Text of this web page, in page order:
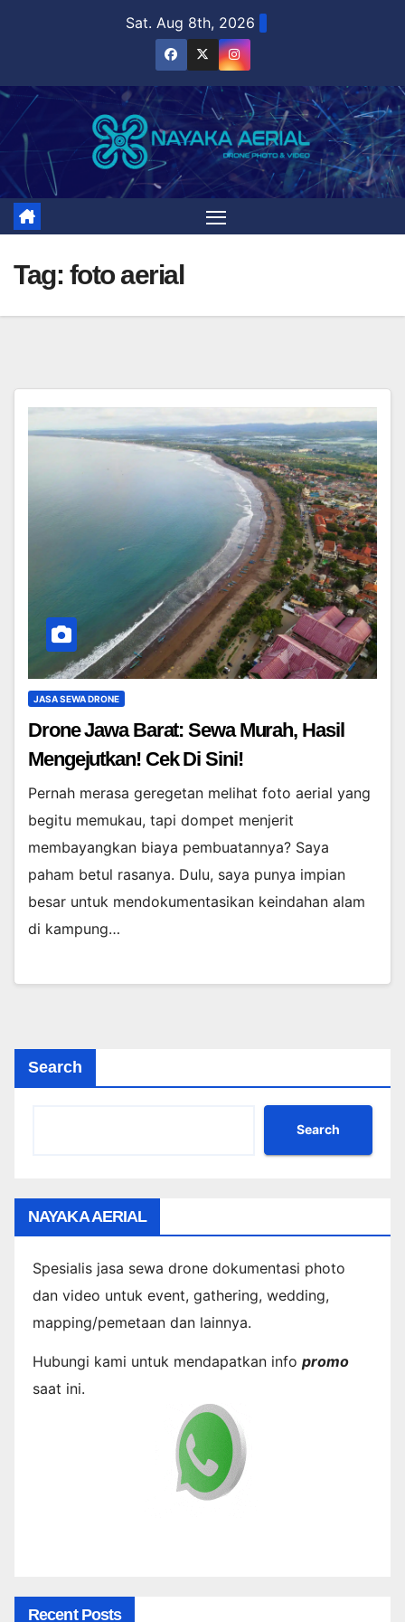
Sat. Aug 8th, 2026
Tag: foto aerial
JASA SEWA DRONE
Drone Jawa Barat: Sewa Murah, Hasil
Mengejutkan! Cek Di Sini!
Pernah merasa geregetan melihat foto aerial yang
begitu memukau, tapi dompet menjerit
membayangkan biaya pembuatannya? Saya
paham betul rasanya. Dulu, saya punya impian
besar untuk mendokumentasikan keindahan alam
di kampung…
Search
Search
NAYAKA AERIAL
Spesialis jasa sewa drone dokumentasi photo
dan video untuk event, gathering, wedding,
mapping/pemetaan dan lainnya.
Hubungi kami untuk mendapatkan info promo
saat ini.
Recent Posts